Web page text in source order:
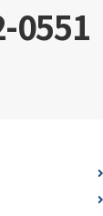
0551